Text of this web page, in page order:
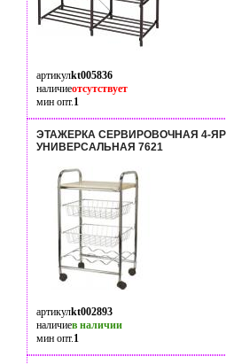
артикулkt005836
наличиеотсутствует
мин опт.1
ЭТАЖЕРКА СЕРВИРОВОЧНАЯ 4-
УНИВЕРСАЛЬНАЯ 7621
артикулkt002893
наличиев наличии
мин опт.1